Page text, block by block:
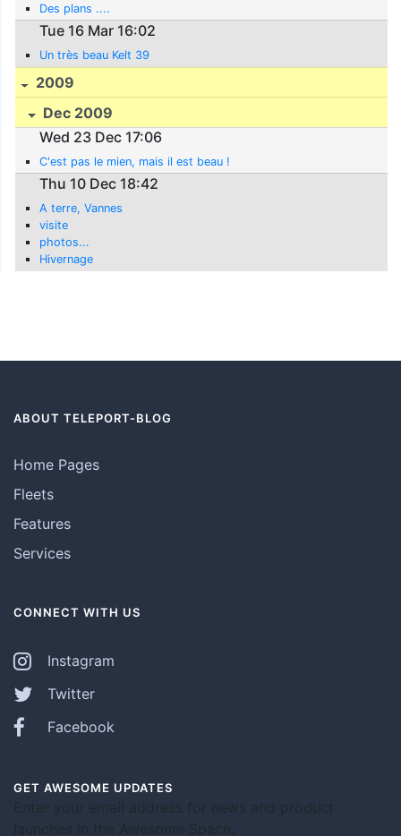
Des plans ....
Tue 16 Mar 16:02
Un très beau Kelt 39
2009
Dec 2009
Wed 23 Dec 17:06
C'est pas le mien, mais il est beau !
Thu 10 Dec 18:42
A terre, Vannes
visite
photos...
Hivernage
ABOUT TELEPORT-BLOG
Home Pages
Fleets
Features
Services
CONNECT WITH US
Instagram
Twitter
Facebook
GET AWESOME UPDATES
Enter your email address for news and product
launches in the Awesome Space.